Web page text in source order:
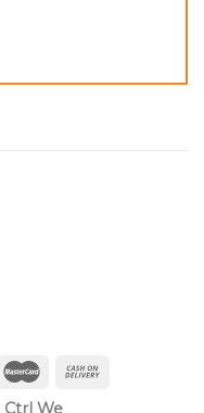
Ctrl We